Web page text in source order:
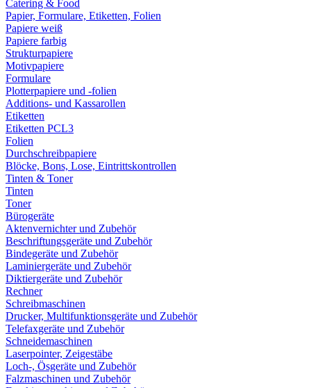
Catering & Food
Papier, Formulare, Etiketten, Folien
Papiere weiß
Papiere farbig
Strukturpapiere
Motivpapiere
Formulare
Plotterpapiere und -folien
Additions- und Kassarollen
Etiketten
Etiketten PCL3
Folien
Durchschreibpapiere
Blöcke, Bons, Lose, Eintrittskontrollen
Tinten & Toner
Tinten
Toner
Bürogeräte
Aktenvernichter und Zubehör
Beschriftungsgeräte und Zubehör
Bindegeräte und Zubehör
Laminiergeräte und Zubehör
Diktiergeräte und Zubehör
Rechner
Schreibmaschinen
Drucker, Multifunktionsgeräte und Zubehör
Telefaxgeräte und Zubehör
Schneidemaschinen
Laserpointer, Zeigestäbe
Loch-, Ösgeräte und Zubehör
Falzmaschinen und Zubehör